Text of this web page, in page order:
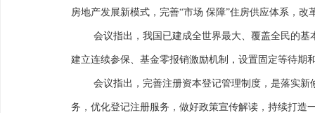
房地产发展新模式，完善“市场 保障”住房供应体系，
会议指出，我国已建成全世界最大、覆盖全民的
建立连续参保、基金零报销激励机制，设置固定等待期
会议指出，完善注册资本登记管理制度，是落实
务，优化登记注册服务，做好政策宣传解读，持续打造